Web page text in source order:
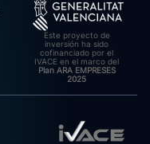
Este proyecto de
inversión ha sido
cofinanciado por el
IVACE en el marco del
Plan ARA EMPRESES
2025